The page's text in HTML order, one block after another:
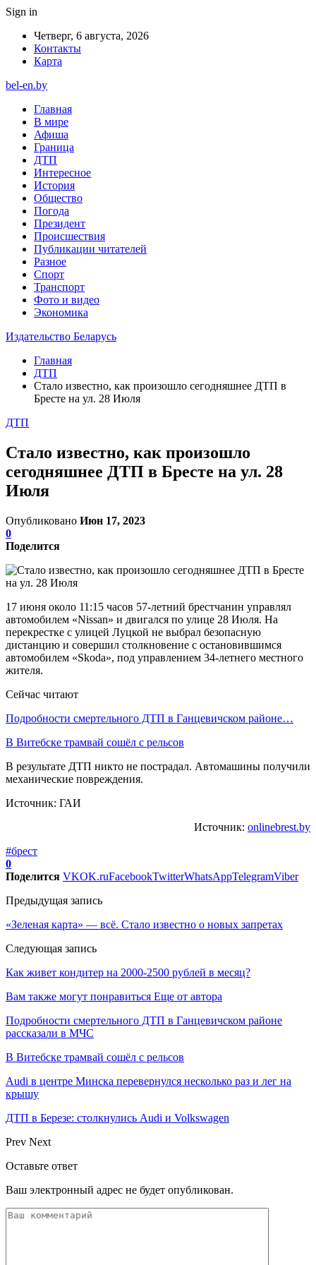
Sign in
Четверг, 6 августа, 2026
Контакты
Карта
bel-en.by
Главная
В мире
Афиша
Граница
ДТП
Интересное
История
Общество
Погода
Президент
Происшествия
Публикации читателей
Разное
Спорт
Транспорт
Фото и видео
Экономика
Издательство Беларусь
Главная
ДТП
Стало известно, как произошло сегодняшнее ДТП в
Бресте на ул. 28 Июля
ДТП
Стало известно, как произошло
сегодняшнее ДТП в Бресте на ул. 28
Июля
Опубликовано Июн 17, 2023
0
Поделится
17 июня около 11:15 часов 57-летний брестчанин управлял
автомобилем «Nissan» и двигался по улице 28 Июля. На
перекрестке с улицей Луцкой не выбрал безопасную
дистанцию и совершил столкновение с остановившимся
автомобилем «Skoda», под управлением 34-летнего местного
жителя.
Сейчас читают
Подробности смертельного ДТП в Ганцевичском районе…
В Витебске трамвай сошёл с рельсов
В результате ДТП никто не пострадал. Автомашины получили
механические повреждения.
Источник: ГАИ
Источник: onlinebrest.by
#брест
0
Поделится VKOK.ruFacebookTwitterWhatsAppTelegramViber
Предыдущая запись
«Зеленая карта» — всё. Стало известно о новых запретах
Следующая запись
Как живет кондитер на 2000-2500 рублей в месяц?
Вам также могут понравиться Еще от автора
Подробности смертельного ДТП в Ганцевичском районе
рассказали в МЧС
В Витебске трамвай сошёл с рельсов
Audi в центре Минска перевернулся несколько раз и лег на
крышу
ДТП в Березе: столкнулись Audi и Volkswagen
Prev Next
Оставьте ответ
Ваш электронный адрес не будет опубликован.